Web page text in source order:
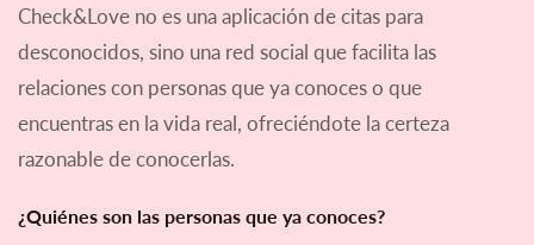
Check&Love no es una aplicación de citas para
desconocidos, sino una red social que facilita las
relaciones con personas que ya conoces o que
encuentras en la vida real, ofreciéndote la certeza
razonable de conocerlas.
¿Quiénes son las personas que ya conoces?